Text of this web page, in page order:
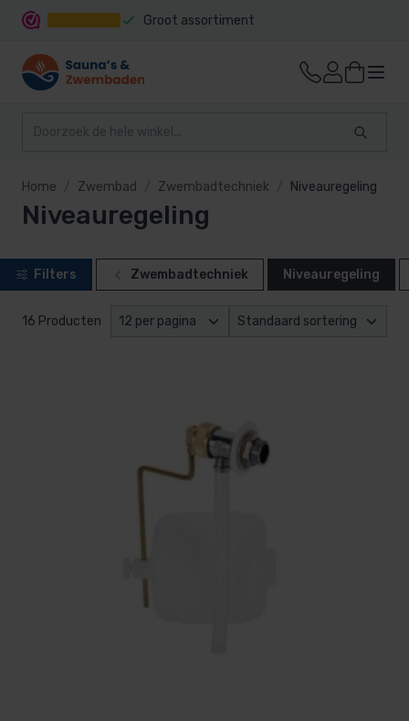
Groot assortiment
Home Zwembad Zwembadtechniek Niveauregeling
Niveauregeling
Filters Zwembadtechniek Niveauregeling
16 Producten